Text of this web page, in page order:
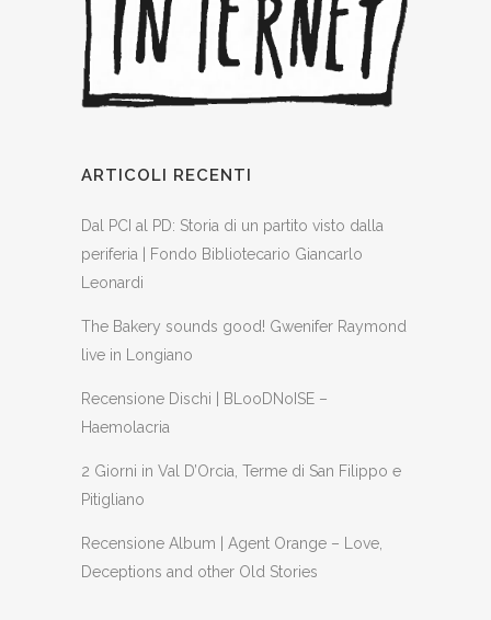
ARTICOLI RECENTI
Dal PCI al PD: Storia di un partito visto dalla
periferia | Fondo Bibliotecario Giancarlo
Leonardi
The Bakery sounds good! Gwenifer Raymond
live in Longiano
Recensione Dischi | BLooDNoISE –
Haemolacria
2 Giorni in Val D’Orcia, Terme di San Filippo e
Pitigliano
Recensione Album | Agent Orange – Love,
Deceptions and other Old Stories